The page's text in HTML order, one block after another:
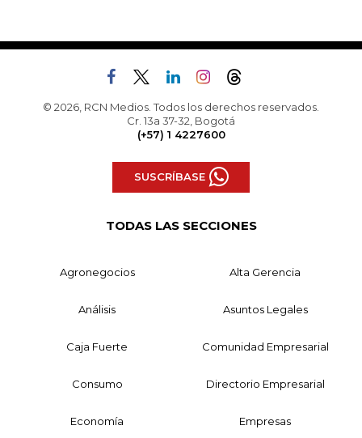
© 2026, RCN Medios. Todos los derechos reservados.
Cr. 13a 37-32, Bogotá
(+57) 1 4227600
SUSCRÍBASE
TODAS LAS SECCIONES
Agronegocios Alta Gerencia
Análisis Asuntos Legales
Caja Fuerte Comunidad Empresarial
Consumo Directorio Empresarial
Economía Empresas